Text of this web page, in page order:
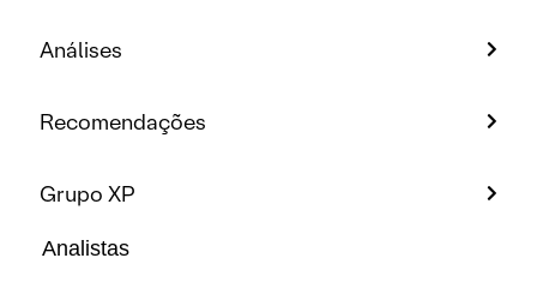
Análises
Recomendações
Grupo XP
Analistas